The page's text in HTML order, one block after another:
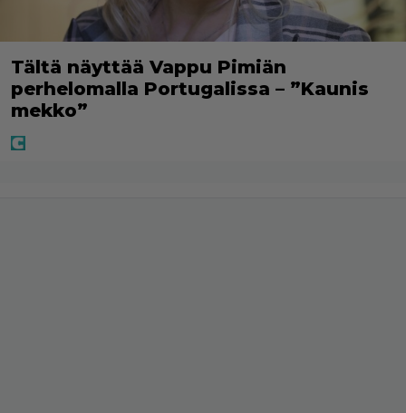
Tältä näyttää Vappu Pimiän
perhelomalla Portugalissa – ”Kaunis
mekko”